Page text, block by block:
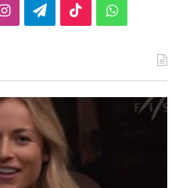
InstagramTelegram
TikTok